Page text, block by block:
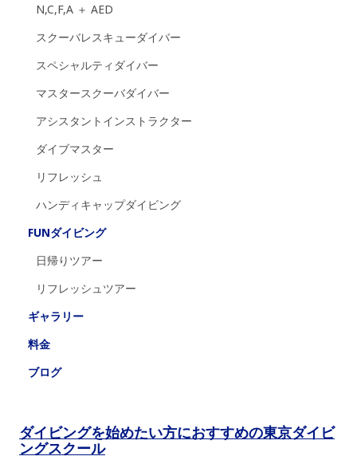
N,C,F,A ＋ AED
スクーバレスキューダイバー
スペシャルティダイバー
マスタースクーバダイバー
アシスタントインストラクター
ダイブマスター
リフレッシュ
ハンディキャップダイビング
FUNダイビング
日帰りツアー
リフレッシュツアー
ギャラリー
料金
ブログ
ダイビングを始めたい方におすすめの東京ダイビ
ングスクール